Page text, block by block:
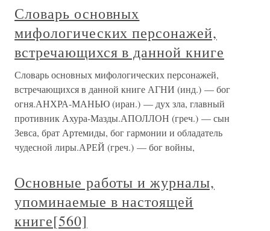
Словарь основных
мифологических персонажей,
встречающихся в данной книге
Словарь основных мифологических персонажей,
встречающихся в данной книге АГНИ (инд.) — бог
огня.АНХРА-МАНЬЮ (иран.) — дух зла, главный
противник Ахура-Мазды.АПОЛЛОН (греч.) — сын
Зевса, брат Артемиды, бог гармонии и обладатель
чудесной лиры.АРЕЙ (греч.) — бог войны,
Основные работы и журналы,
упоминаемые в настоящей
книге[560]